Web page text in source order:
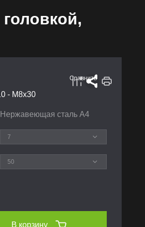
Сравнить
- М8х30
Нержавеющая сталь А4
В корзину